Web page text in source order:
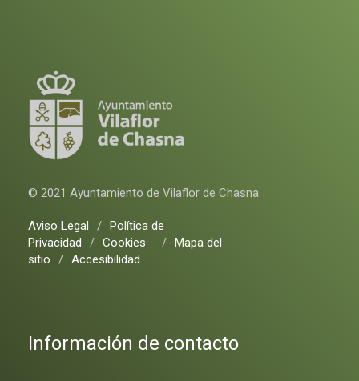
© 2021 Ayuntamiento de Vilaflor de Chasna
Aviso Legal /
Política de
Privacidad
/ Cookies /
Mapa del
sitio
/ Accesibilidad
Información de contacto